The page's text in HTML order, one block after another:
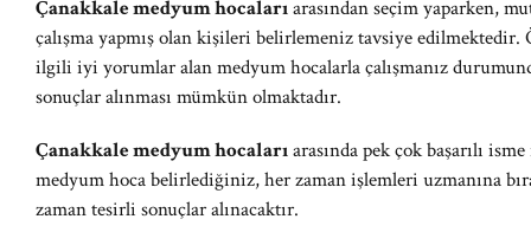
Çanakkale medyum hocalarıarasından seçim yaparken,
çalışma yapmış olan kişileri belirlemeniz tavsiye edilmektedir.
ilgili iyi yorumlar alan medyum hocalarla çalışmanız
sonuçlar alınması mümkün olmaktadır.
Çanakkale medyum hocalarıarasında pek çok başarılı
medyum hoca belirlediğiniz, her zaman işlemleri uzmanına
zaman tesirli sonuçlar alınacaktır.